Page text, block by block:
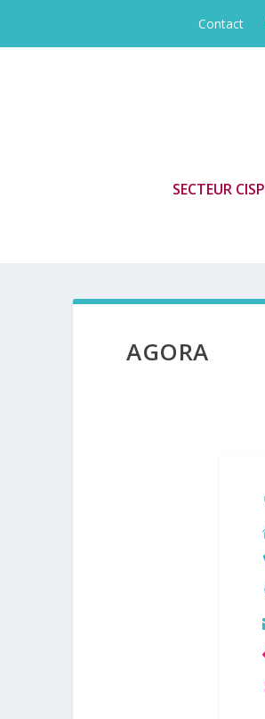
Contact
SECTEUR CISP
AGORA